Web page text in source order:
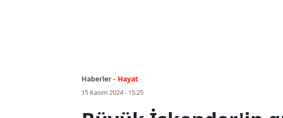
Haberler - Hayat
15 Kasım 2024 - 15:25